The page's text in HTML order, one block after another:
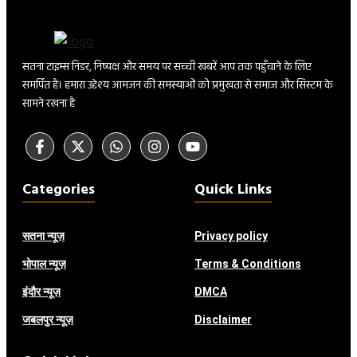
सतना टाइम्स निडर, निष्पक्ष और समय पर सच्ची खबरें आप तक पहुँचाने के लिए
समर्पित है। हमारा उद्देश्य आमजन की समस्याओं को प्रमुखता से समाज और सिस्टम के
सामने रखना है
Categories
सतना न्यूज़
भोपालन्यूज़
इंदौरन्यूज़
जबलपुर न्यूज़
Quick Links
Privacy policy
Terms & Conditions
DMCA
Disclaimer